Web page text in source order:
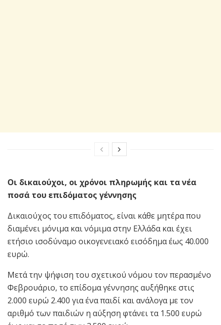
Οι δικαιούχοι, οι χρόνοι πληρωμής και τα νέα
ποσά του επιδόματος γέννησης
Δικαιούχος του επιδόματος, είναι κάθε μητέρα που
διαμένει μόνιμα και νόμιμα στην Ελλάδα και έχει
ετήσιο ισοδύναμο οικογενειακό εισόδημα έως 40.000
ευρώ.
Μετά την ψήφιση του σχετικού νόμου τον περασμένο
Φεβρουάριο, το επίδομα γέννησης αυξήθηκε στις
2.000 ευρώ 2.400 για ένα παιδί και ανάλογα με τον
αριθμό των παιδιών η αύξηση φτάνει τα 1.500 ευρώ